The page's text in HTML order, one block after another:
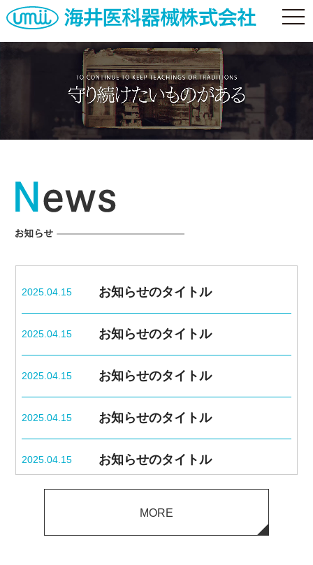
2025.04.15 お知らせのタイトル
2025.04.15 お知らせのタイトル
2025.04.15 お知らせのタイトル
2025.04.15 お知らせのタイトル
2025.04.15 お知らせのタイトル
MORE